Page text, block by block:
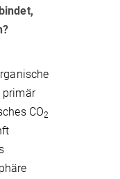
bindet,
primär
CO2